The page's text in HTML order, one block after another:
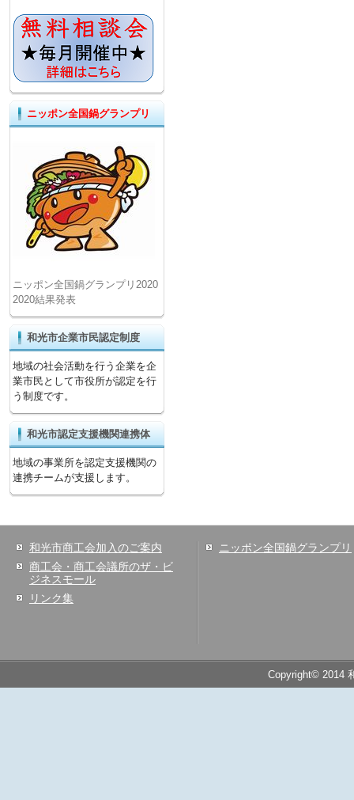
ニッポン全国鍋グランプリ
ニッポン全国鍋グランプリ2020
2020結果発表
和光市企業市民認定制度
地域の社会活動を行う企業を企
業市民として市役所が認定を行
う制度です。
和光市認定支援機関連携体
地域の事業所を認定支援機関の
連携チームが支援します。
和光市商工会加入のご案内
商工会・商工会議所のザ・ビ
ジネスモール
リンク集
ニッポン全国鍋グランプリ
Copyright© 2014